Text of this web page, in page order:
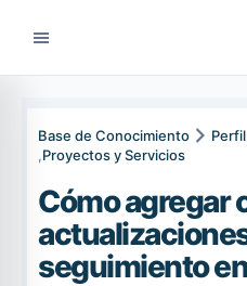
Base de Conocimiento
,Proyectos y Servicios
Cómo agregar
seguimiento